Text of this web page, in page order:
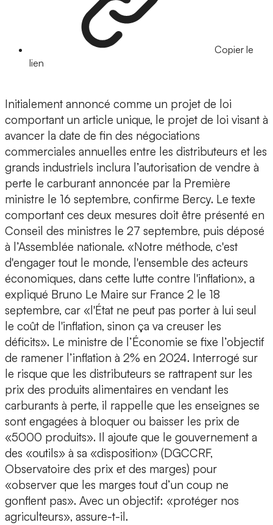
Copier le
lien
Initialement annoncé comme un projet de loi
comportant un article unique, le projet de loi visant à
avancer la date de fin des négociations
commerciales annuelles entre les distributeurs et les
grands industriels inclura l’autorisation de vendre à
perte le carburant annoncée par la Première
ministre le 16 septembre, confirme Bercy. Le texte
comportant ces deux mesures doit être présenté en
Conseil des ministres le 27 septembre, puis déposé
à l’Assemblée nationale. «Notre méthode, c'est
d'engager tout le monde, l'ensemble des acteurs
économiques, dans cette lutte contre l'inflation», a
expliqué Bruno Le Maire sur France 2 le 18
septembre, car «l'État ne peut pas porter à lui seul
le coût de l'inflation, sinon ça va creuser les
déficits». Le ministre de l’Économie se fixe l’objectif
de ramener l’inflation à 2% en 2024. Interrogé sur
le risque que les distributeurs se rattrapent sur les
prix des produits alimentaires en vendant les
carburants à perte, il rappelle que les enseignes se
sont engagées à bloquer ou baisser les prix de
«5000 produits». Il ajoute que le gouvernement a
des «outils» à sa «disposition» (DGCCRF,
Observatoire des prix et des marges) pour
«observer que les marges tout d’un coup ne
gonflent pas». Avec un objectif: «protéger nos
agriculteurs», assure-t-il.